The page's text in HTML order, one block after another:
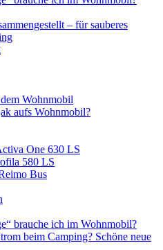
– für sauberes
Wohnmobil
aufs Wohnmobil?
One 630 LS
580 LS
Bus
brauche ich im Wohnmobil?
beim Camping? Schöne neue